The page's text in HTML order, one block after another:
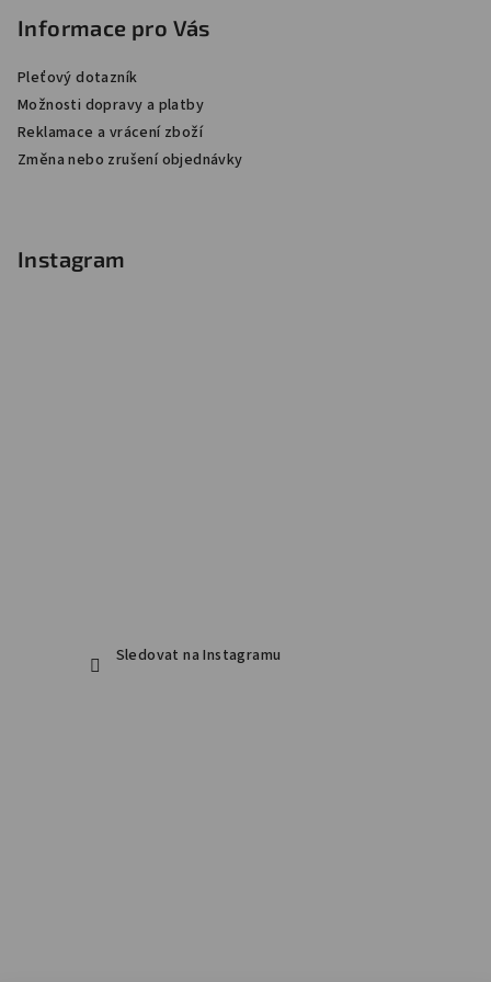
Informace pro Vás
Pleťový dotazník
Možnosti dopravy a platby
Reklamace a vrácení zboží
Změna nebo zrušení objednávky
Instagram
Sledovat na Instagramu